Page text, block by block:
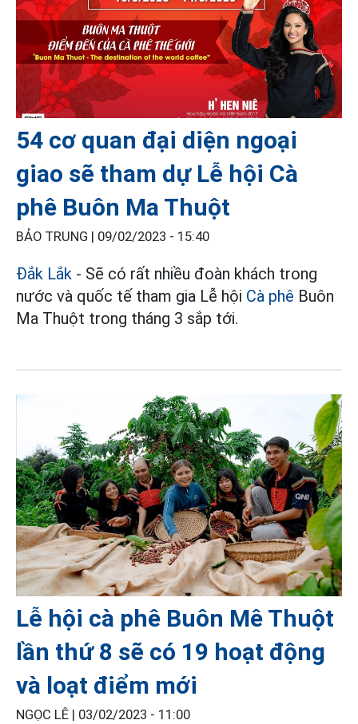
54 cơ quan đại diện ngoại
giao sẽ tham dự Lễ hội Cà
phê Buôn Ma Thuột
BẢO TRUNG | 09/02/2023 - 15:40
Đắk Lắk - Sẽ có rất nhiều đoàn khách trong
nước và quốc tế tham gia Lễ hội Cà phê Buôn
Ma Thuột trong tháng 3 sắp tới.
Lễ hội cà phê Buôn Mê Thuột
lần thứ 8 sẽ có 19 hoạt động
và loạt điểm mới
NGỌC LÊ | 03/02/2023 - 11:00